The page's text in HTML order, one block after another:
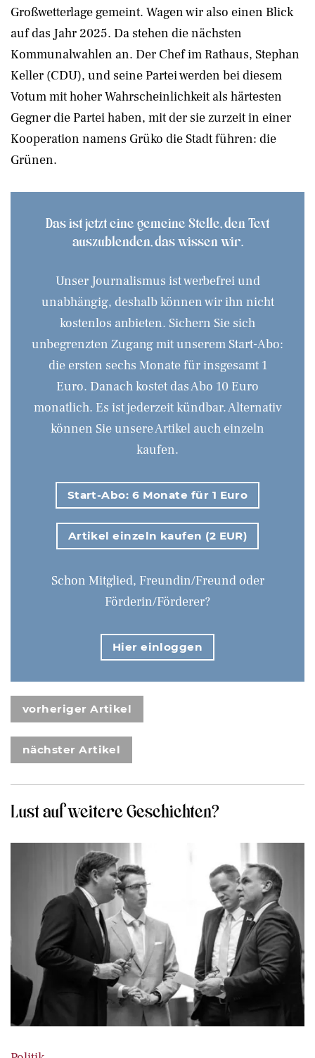
Großwetterlage gemeint. Wagen wir also einen Blick
auf das Jahr 2025. Da stehen die nächsten
Kommunalwahlen an. Der Chef im Rathaus, Stephan
Keller (CDU), und seine Partei werden bei diesem
Votum mit hoher Wahrscheinlichkeit als härtesten
Gegner die Partei haben, mit der sie zurzeit in einer
Kooperation namens Grüko die Stadt führen: die
Grünen.
Das ist jetzt eine gemeine Stelle, den Text
auszublenden, das wissen wir.
Unser Journalismus ist werbefrei und
unabhängig, deshalb können wir ihn nicht
kostenlos anbieten. Sichern Sie sich
unbegrenzten Zugang mit unserem Start-Abo:
die ersten sechs Monate für insgesamt 1
Euro. Danach kostet das Abo 10 Euro
monatlich. Es ist jederzeit kündbar. Alternativ
können Sie unsere Artikel auch einzeln
kaufen.
Start-Abo: 6 Monate für 1 Euro
Artikel einzeln kaufen (2 EUR)
Schon Mitglied, Freundin/Freund oder
Förderin/Förderer?
Hier einloggen
vorheriger Artikel
nächster Artikel
Lust auf weitere Geschichten?